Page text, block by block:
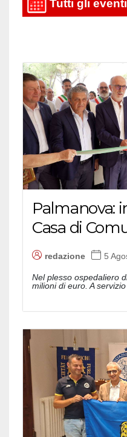
Palmanova:
Casa di
redazione 5
Nel plesso ospedaliero
milioni di euro. A servizio